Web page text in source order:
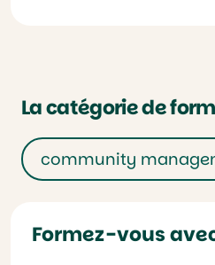
La catégorie de
community
Formez-vous